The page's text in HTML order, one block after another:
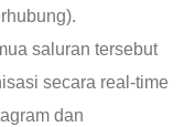
saluran tersebut
secara real-time
dan